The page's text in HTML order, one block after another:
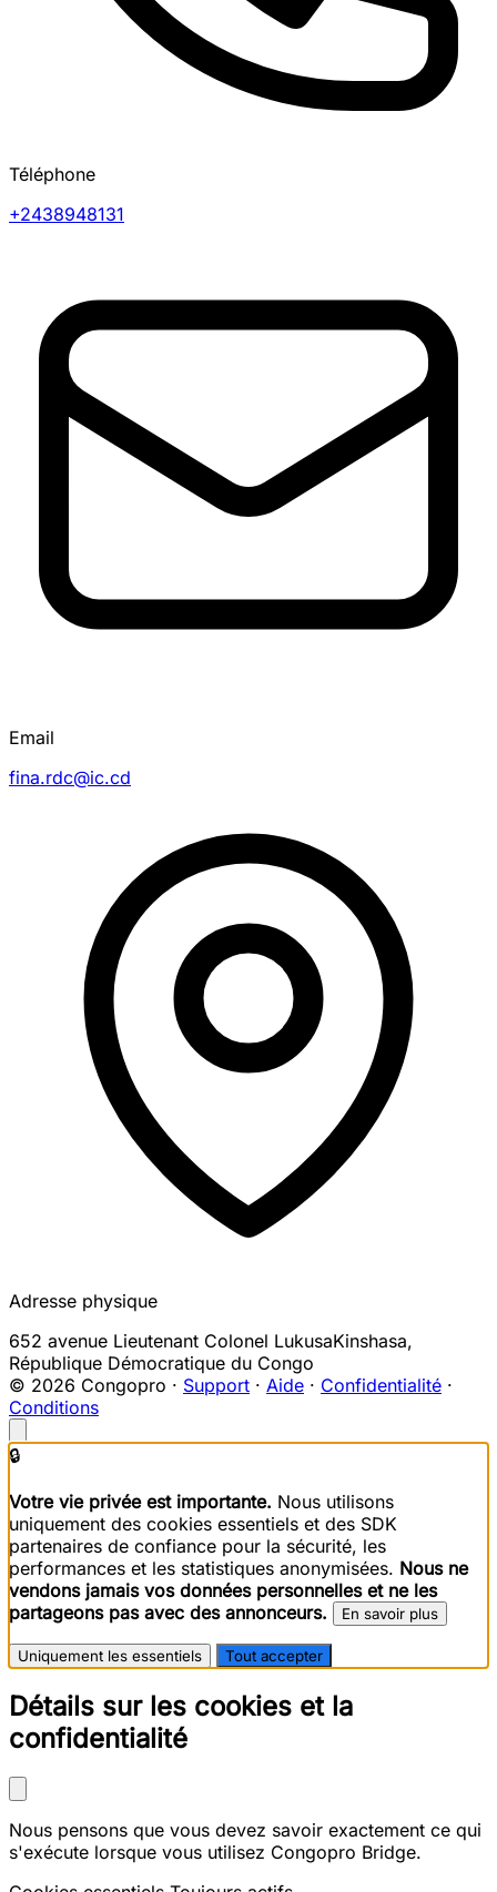
Téléphone
+2438948131
Email
fina.rdc@ic.cd
Adresse physique
652 avenue Lieutenant Colonel LukusaKinshasa,
République Démocratique du Congo
© 2026 Congopro · Support · Aide · Confidentialité ·
Conditions
🔒
Votre vie privée est importante. Nous utilisons
uniquement des cookies essentiels et des SDK
partenaires de confiance pour la sécurité, les
performances et les statistiques anonymisées. Nous ne
vendons jamais vos données personnelles et ne les
partageons pas avec des annonceurs.
En savoir plus
Uniquement les essentiels Tout accepter
Détails sur les cookies et la
confidentialité
Nous pensons que vous devez savoir exactement ce qui
s'exécute lorsque vous utilisez Congopro Bridge.